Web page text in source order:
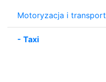
Motoryzacja i transport
- Taxi